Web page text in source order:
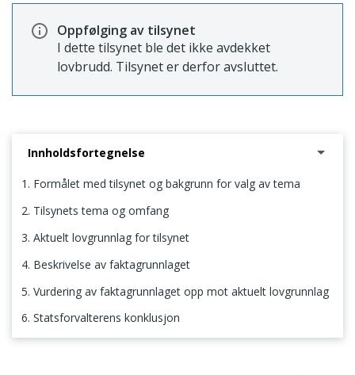
Oppfølging av tilsynet
I dette tilsynet ble det ikke avdekket
lovbrudd. Tilsynet er derfor avsluttet.
Innholdsfortegnelse
1. Formålet med tilsynet og bakgrunn for valg av tema
2. Tilsynets tema og omfang
3. Aktuelt lovgrunnlag for tilsynet
4. Beskrivelse av faktagrunnlaget
5. Vurdering av faktagrunnlaget opp mot aktuelt lovgrunnlag
6. Statsforvalterens konklusjon